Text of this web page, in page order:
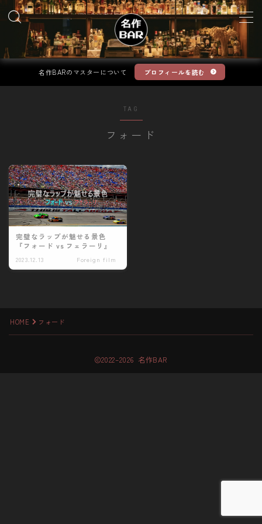
MENU
Movie
Anime
Game
お問い合わせ
名作BARのマスターについて プロフィールを読む
TAG
フォード
完璧なラップが魅せる景色
『フォード vs フェラーリ』
2023.12.13 Foreign film
HOME フォード
2022–2026 名作BAR